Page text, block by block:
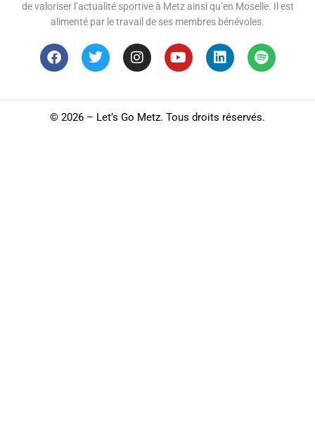
de valoriser l’actualité sportive à Metz ainsi qu’en Moselle. Il est
alimenté par le travail de ses membres bénévoles.
© 2026 – Let’s Go Metz. Tous droits réservés.